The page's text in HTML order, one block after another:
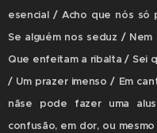
esencial / Acho que nós só
Se alguém nos seduz /
Que enfeitam a ribalta / Sei
/ Um prazer imenso / Em
nãse pode fazer uma
confusão, em dor, ou